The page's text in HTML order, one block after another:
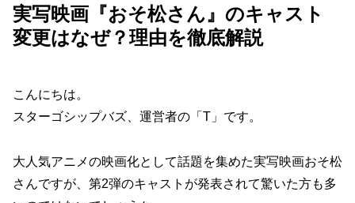
実写映画『おそ松さん』のキャスト
変更はなぜ？理由を徹底解説
こんにちは。
スターゴシップバズ、運営者の「T」です。
大人気アニメの映画化として話題を集めた実写映画おそ松
さんですが、第2弾のキャストが発表されて驚いた方も多